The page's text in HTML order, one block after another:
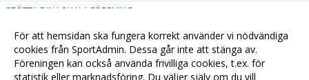
STÖTTA DIN LOKALA FÖRENING
Rörelsefritids och fotboll 2023-04-05 15:50
Medlemskap 2023-02-14 08:45
Ny hemsida 2022-12-29 21:53
För att hemsidan ska fungera korrekt använder vi nödvändiga
cookies från SportAdmin. Dessa går inte att stänga av.
Föreningen kan också använda frivilliga cookies, t.ex. för
statistik eller marknadsföring. Du väljer själv om du vill